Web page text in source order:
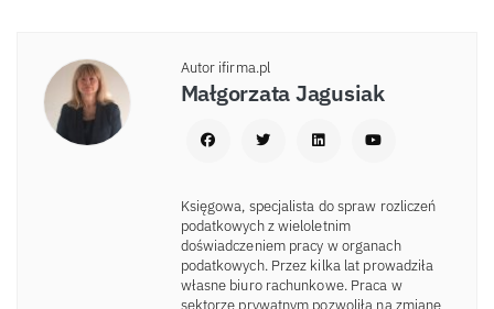
Autor ifirma.pl
Małgorzata Jagusiak
Księgowa, specjalista do spraw rozliczeń
podatkowych z wieloletnim
doświadczeniem pracy w organach
podatkowych. Przez kilka lat prowadziła
własne biuro rachunkowe. Praca w
sektorze prywatnym pozwoliła na zmianę